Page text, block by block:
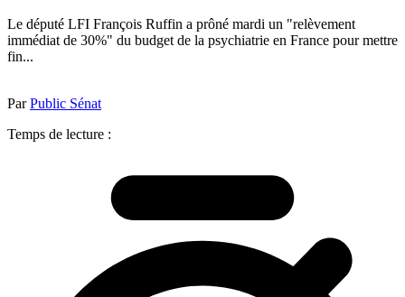
Le député LFI François Ruffin a prôné mardi un "relèvement
immédiat de 30%" du budget de la psychiatrie en France pour mettre
fin...
ParPublic Sénat
Temps de lecture :